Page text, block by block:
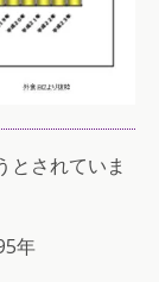
とされていま
年